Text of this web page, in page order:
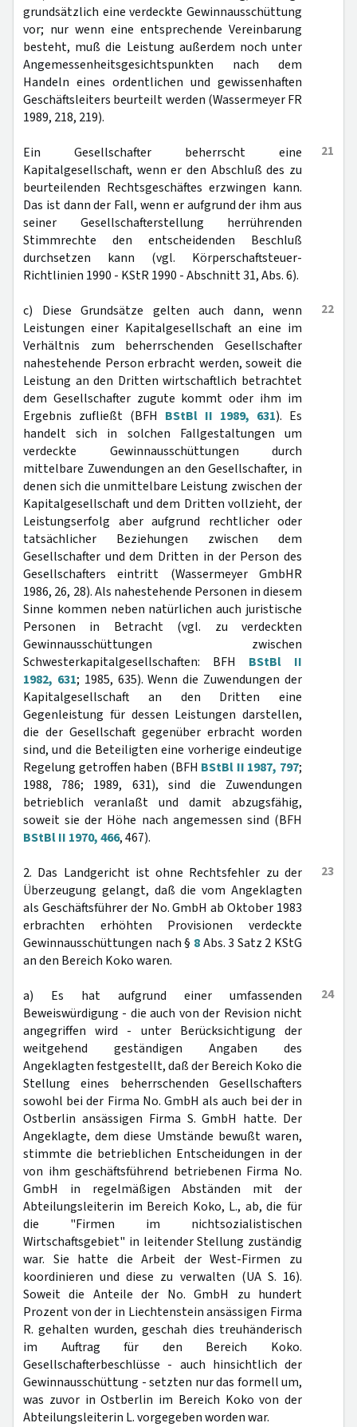
grundsätzlich eine verdeckte Gewinnausschüttung
vor; nur wenn eine entsprechende Vereinbarung
besteht, muß die Leistung außerdem noch unter
Angemessenheitsgesichtspunkten nach dem
Handeln eines ordentlichen und gewissenhaften
Geschäftsleiters beurteilt werden (Wassermeyer FR
1989, 218, 219).
21
Ein Gesellschafter beherrscht eine
Kapitalgesellschaft, wenn er den Abschluß des zu
beurteilenden Rechtsgeschäftes erzwingen kann.
Das ist dann der Fall, wenn er aufgrund der ihm aus
seiner Gesellschafterstellung herrührenden
Stimmrechte den entscheidenden Beschluß
durchsetzen kann (vgl. Körperschaftsteuer-
Richtlinien 1990 - KStR 1990 - Abschnitt 31, Abs. 6).
22
c) Diese Grundsätze gelten auch dann, wenn
Leistungen einer Kapitalgesellschaft an eine im
Verhältnis zum beherrschenden Gesellschafter
nahestehende Person erbracht werden, soweit die
Leistung an den Dritten wirtschaftlich betrachtet
dem Gesellschafter zugute kommt oder ihm im
Ergebnis zufließt (BFH BStBl II 1989, 631). Es
handelt sich in solchen Fallgestaltungen um
verdeckte Gewinnausschüttungen durch
mittelbare Zuwendungen an den Gesellschafter, in
denen sich die unmittelbare Leistung zwischen der
Kapitalgesellschaft und dem Dritten vollzieht, der
Leistungserfolg aber aufgrund rechtlicher oder
tatsächlicher Beziehungen zwischen dem
Gesellschafter und dem Dritten in der Person des
Gesellschafters eintritt (Wassermeyer GmbHR
1986, 26, 28). Als nahestehende Personen in diesem
Sinne kommen neben natürlichen auch juristische
Personen in Betracht (vgl. zu verdeckten
Gewinnausschüttungen zwischen
Schwesterkapitalgesellschaften: BFH BStBl II
1982, 631; 1985, 635). Wenn die Zuwendungen der
Kapitalgesellschaft an den Dritten eine
Gegenleistung für dessen Leistungen darstellen,
die der Gesellschaft gegenüber erbracht worden
sind, und die Beteiligten eine vorherige eindeutige
Regelung getroffen haben (BFH BStBl II 1987, 797;
1988, 786; 1989, 631), sind die Zuwendungen
betrieblich veranlaßt und damit abzugsfähig,
soweit sie der Höhe nach angemessen sind (BFH
BStBl II 1970, 466, 467).
23
2. Das Landgericht ist ohne Rechtsfehler zu der
Überzeugung gelangt, daß die vom Angeklagten
als Geschäftsführer der No. GmbH ab Oktober 1983
erbrachten erhöhten Provisionen verdeckte
Gewinnausschüttungen nach § 8Abs. 3 Satz 2 KStG
an den Bereich Koko waren.
24
a) Es hat aufgrund einer umfassenden
Beweiswürdigung - die auch von der Revision nicht
angegriffen wird - unter Berücksichtigung der
weitgehend geständigen Angaben des
Angeklagten festgestellt, daß der Bereich Koko die
Stellung eines beherrschenden Gesellschafters
sowohl bei der Firma No. GmbH als auch bei der in
Ostberlin ansässigen Firma S. GmbH hatte. Der
Angeklagte, dem diese Umstände bewußt waren,
stimmte die betrieblichen Entscheidungen in der
von ihm geschäftsführend betriebenen Firma No.
GmbH in regelmäßigen Abständen mit der
Abteilungsleiterin im Bereich Koko, L., ab, die für
die "Firmen im nichtsozialistischen
Wirtschaftsgebiet" in leitender Stellung zuständig
war. Sie hatte die Arbeit der West-Firmen zu
koordinieren und diese zu verwalten (UA S. 16).
Soweit die Anteile der No. GmbH zu hundert
Prozent von der in Liechtenstein ansässigen Firma
R. gehalten wurden, geschah dies treuhänderisch
im Auftrag für den Bereich Koko.
Gesellschafterbeschlüsse - auch hinsichtlich der
Gewinnausschüttung - setzten nur das formell um,
was zuvor in Ostberlin im Bereich Koko von der
Abteilungsleiterin L. vorgegeben worden war.